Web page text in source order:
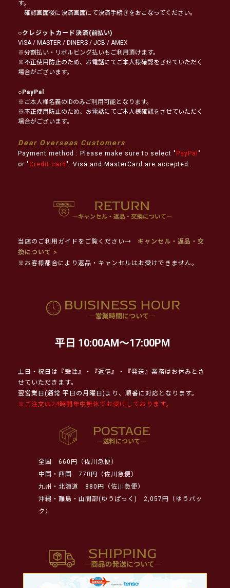
す。
確認画面後に決済画面にて決済手続きをおこなってください。
○クレジットカード決済(前払い)
VISA / MASTER / DINERS / JCB / AMEX
※分割払い・リボルビング払いもご利用頂けます。
※不正使用防止のため、お電話にてご本人様確認をさせていただく
場合がございます。
○PayPal
※ご本人様名義のIDのみご利用可能となります。
※不正使用防止のため、お電話にてご本人様確認をさせていただく
場合がございます。
Dear Overseas Customers
Payment method : Please make sure to select " PayPal "
or " Credit card ". Visa and MasterCard are accepted.
当店のご利用ガイドをご覧ください→
キャンセル・返品・交
換について >
※お客様都合により返品・キャンセルはお受けできません。
平日 10:00AM～17:00PM
土日・祝日は『受注』・『返信』・『発送』業務はお休みとさ
せていただきます。
翌営業日(通常 平日の月曜日)より、順番に対応となります。
※ご注文は24時間年中無休でお受けしております。
全国
660円（佐川急便）
中国・四国
770円（佐川急便）
九州・北海道
880円（佐川急便）
沖縄・離島・山間部(ゆうぱっく)
2,057円（ゆうパッ
ク）